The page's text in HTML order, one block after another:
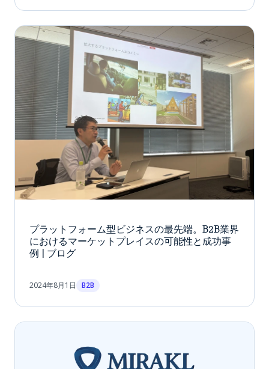
プラットフォーム型ビジネスの最先端。B2B業界
におけるマーケットプレイスの可能性と成功事
例 | ブログ
2024年8月1日 B2B